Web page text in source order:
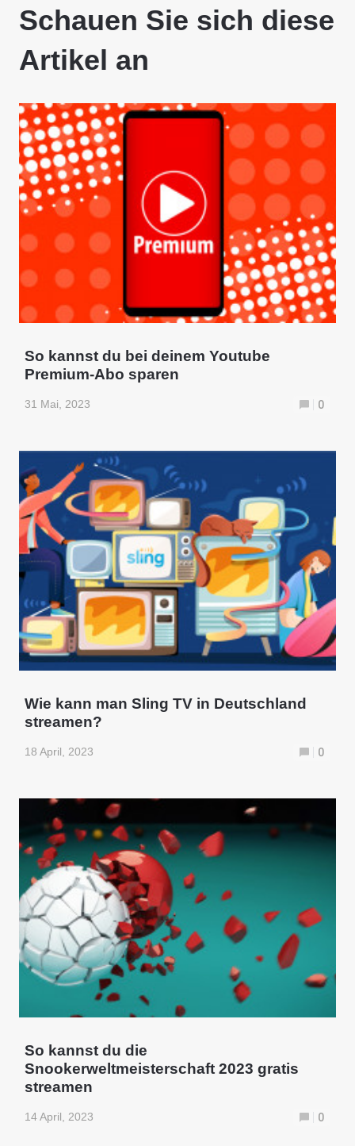
Schauen Sie sich diese
Artikel an
So kannst du bei deinem Youtube
Premium-Abo sparen
31 Mai, 2023 0
Wie kann man Sling TV in Deutschland
streamen?
18 April, 2023 0
So kannst du die
Snookerweltmeisterschaft 2023 gratis
streamen
14 April, 2023 0